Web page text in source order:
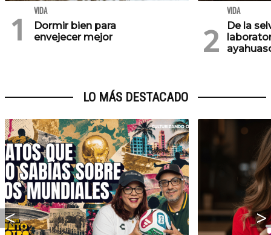
VIDA
Dormir bien para
envejecer mejor
VIDA
De la
LO MÁS DESTACADO